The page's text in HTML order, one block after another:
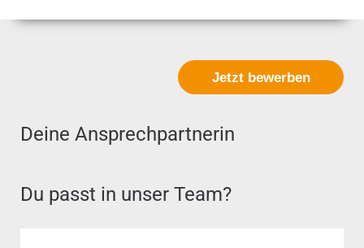
Jetzt bewerben
Deine Ansprechpartnerin
Du passt in unser Team?